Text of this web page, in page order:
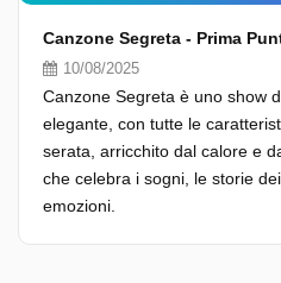
Canzone Segreta - Prima
10/08/2025
Canzone Segreta è uno show
elegante, con tutte le
serata, arricchito dal calore e
che celebra i sogni, le storie
emozioni.